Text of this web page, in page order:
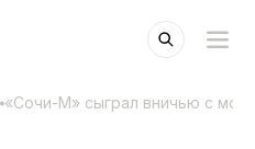
«Сочи-М» сыграл вничью с